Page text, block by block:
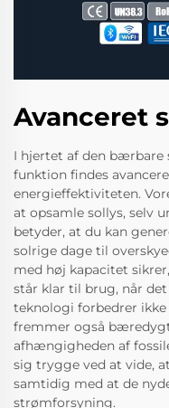
Avanceret
I hjertet af den bærbare
funktion findes
energieffektiviteten.
at opsamle sollys, selv
betyder, at du kan
solrige dage til
med høj kapacitet
står klar til brug, når
teknologi forbedrer ikke
fremmer også
afhængigheden af
sig trygge ved at vide,
samtidig med at de
strømforsyning.